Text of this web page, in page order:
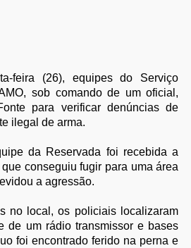
feira (26), equipes do Serviço
sob comando de um oficial,
para verificar denúncias de
ilegal de arma.
da Reservada foi recebida a
conseguiu fugir para uma área
a agressão.
no local, os policiais localizaram
de um rádio transmissor e bases
foi encontrado ferido na perna e